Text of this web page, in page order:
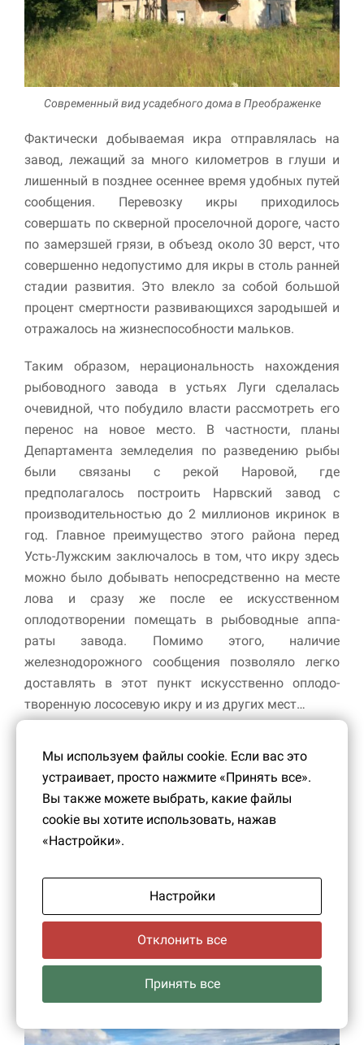
Современный вид усадебного дома в Преображенке
Фактически добываемая икра отправлялась на
завод, лежащий за много километров в глуши и
лишенный в позднее осеннее время удобных путей
сообщения. Перевозку икры приходилось
совершать по скверной проселочной дороге, часто
по замерзшей грязи, в объезд около 30 верст, что
совершенно недопустимо для икры в столь ранней
стадии развития. Это влекло за собой большой
процент смертности развивающихся зародышей и
отражалось на жизнеспособности мальков.
Таким образом, нерациональность нахождения
рыбоводного завода в устьях Луги сделалась
очевидной, что побудило власти рассмотреть его
перенос на новое место. В частности, планы
Департамента земледелия по разведению рыбы
были связаны с рекой Наровой, где
предполагалось построить Нарвский завод с
производительностью до 2 миллионов икринок в
год. Главное преимущество этого района перед
Усть-Лужским заключалось в том, что икру здесь
можно было добывать непосредственно на месте
лова и сразу же после ее искусственном
оплодотворении помещать в рыбоводные аппа­
раты завода. Помимо этого, наличие
железнодорожного сообщения позволяло легко
доставлять в этот пункт искусственно оплодо­
творенную лососевую икру и из других мест…
планы. Рыбоводный завод на Нарове появился
лишь в 50-е годы, а преемником Усть-Лужского
завода в Преображенке стал построенный в 80-е
годы в устье Хревицы Лужский рыбоводный завод.
Благодаря этому в низовьях Луги до сих пор
которого лужское мелководье издавна являлось
естественной обителью и местом выведения
Мы используем файлы cookie. Если вас это
устраивает, просто нажмите «Принять все».
Вы также можете выбрать, какие файлы
cookie вы хотите использовать, нажав
«Настройки».
Настройки
Отклонить все
Принять все